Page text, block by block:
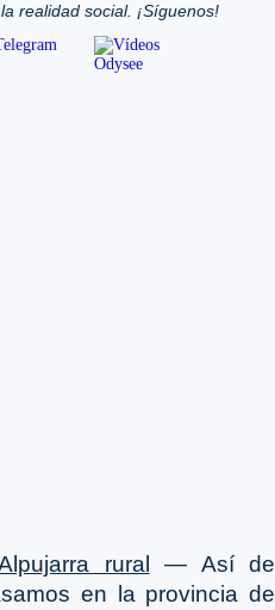
realidad social. ¡Síguenos!
rural
― Así de
en la provincia de